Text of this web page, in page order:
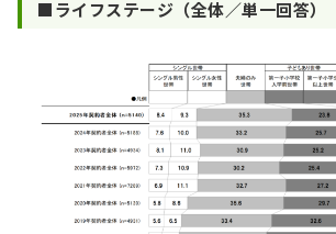
■ライフステージ（全体／単一回答）